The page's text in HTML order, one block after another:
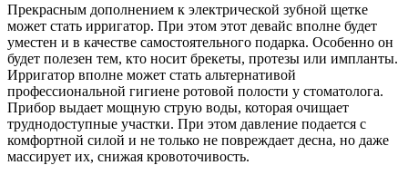
Прекрасным дополнением к электрической зубной щетке
может стать ирригатор. При этом этот девайс вполне будет
уместен и в качестве самостоятельного подарка. Особенно он
будет полезен тем, кто носит брекеты, протезы или импланты.
Ирригатор вполне может стать альтернативой
профессиональной гигиене ротовой полости у стоматолога.
Прибор выдает мощную струю воды, которая очищает
труднодоступные участки. При этом давление подается с
комфортной силой и не только не повреждает десна, но даже
массирует их, снижая кровоточивость.